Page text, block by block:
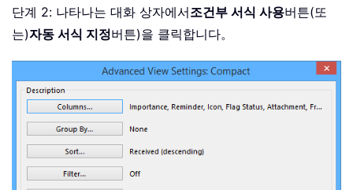
단계 2: 나타나는 대화 상자에서조건부 서식 사용버튼(또
는)자동 서식 지정버튼)을 클릭합니다。